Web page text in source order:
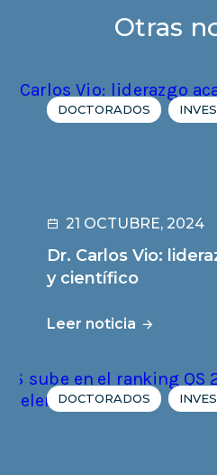
Otras
DOCTORADOS
21 OCTUBRE, 2024
Dr. Carlos Vio:
y científico
Leer noticia
DOCTORADOS